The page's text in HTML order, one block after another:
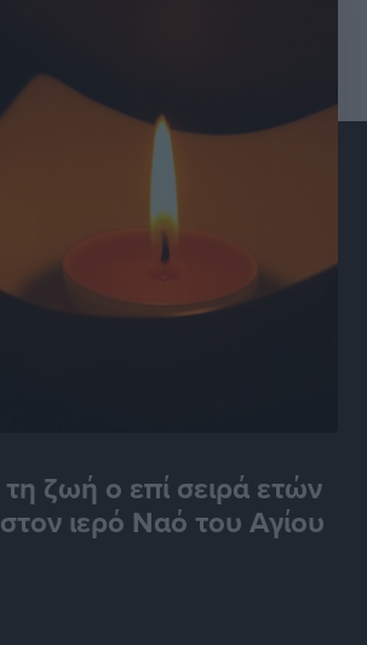
ζωή ο επί σειρά ετών
ιερό Ναό του Αγίου